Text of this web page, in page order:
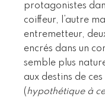
protagonistes
coiffeur, l’autre
entremetteur,
encrés dans un
semble plus
aux destins de
(hypothétique à